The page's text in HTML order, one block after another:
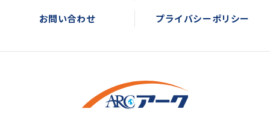
お問い合わせ プライバシーポリシー